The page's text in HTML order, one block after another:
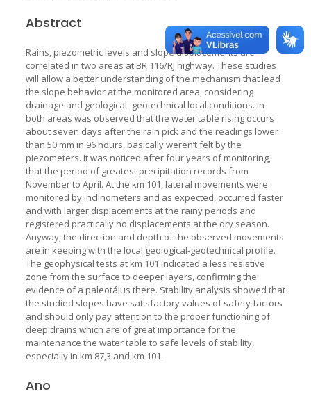
Abstract
Rains, piezometric levels and slope displacements are
correlated in two areas at BR 116/RJ highway. These studies
will allow a better understanding of the mechanism that lead
the slope behavior at the monitored area, considering
drainage and geological -geotechnical local conditions. In
both areas was observed that the water table rising occurs
about seven days after the rain pick and the readings lower
than 50 mm in 96 hours, basically weren’t felt by the
piezometers. It was noticed after four years of monitoring,
that the period of greatest precipitation records from
November to April. At the km 101, lateral movements were
monitored by inclinometers and as expected, occurred faster
and with larger displacements at the rainy periods and
registered practically no displacements at the dry season.
Anyway, the direction and depth of the observed movements
are in keeping with the local geological-geotechnical profile.
The geophysical tests at km 101 indicated a less resistive
zone from the surface to deeper layers, confirming the
evidence of a paleotálus there. Stability analysis showed that
the studied slopes have satisfactory values of safety factors
and should only pay attention to the proper functioning of
deep drains which are of great importance for the
maintenance the water table to safe levels of stability,
especially in km 87,3 and km 101.
Ano